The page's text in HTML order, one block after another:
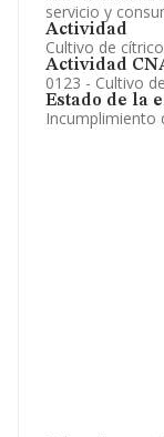
servicio y
Actividad
Cultivo de
Actividad
0123 - Cultivo
Estado de la
Incumplimiento